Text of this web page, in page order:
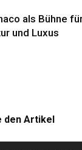
als Bühne
und Luxus
den Artikel